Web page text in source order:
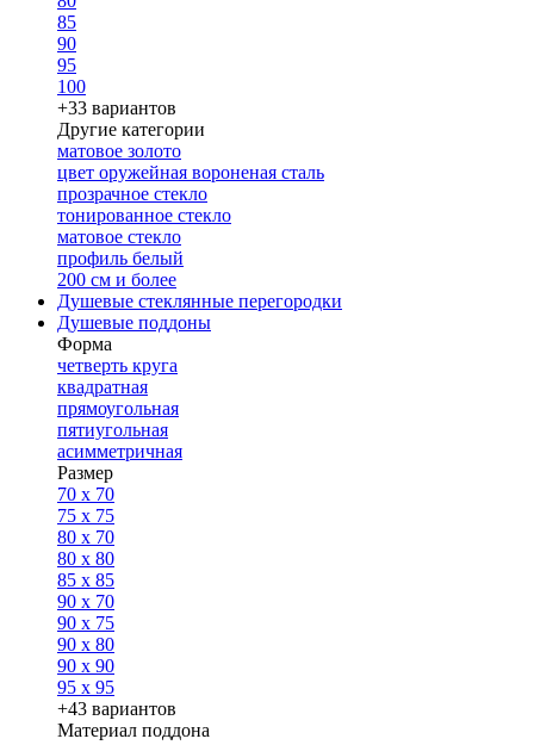
85
90
95
100
+33 вариантов
Другие категории
матовое золото
цвет оружейная вороненая сталь
прозрачное стекло
тонированное стекло
матовое стекло
профиль белый
200 см и более
Душевые стеклянные перегородки
Душевые поддоны
Форма
четверть круга
квадратная
прямоугольная
пятиугольная
асимметричная
Размер
70 x 70
75 x 75
80 x 70
80 x 80
85 x 85
90 x 70
90 x 75
90 x 80
90 x 90
95 x 95
+43 вариантов
Материал поддона